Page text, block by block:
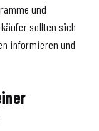
und
sollten sich
informieren und